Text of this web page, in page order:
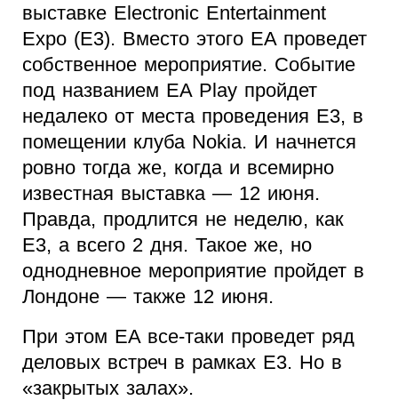
выставке Electronic Entertainment
Expo (E3). Вместо этого EA проведет
собственное мероприятие. Событие
под названием EA Play пройдет
недалеко от места проведения E3, в
помещении клуба Nokia. И начнется
ровно тогда же, когда и всемирно
известная выставка — 12 июня.
Правда, продлится не неделю, как
E3, а всего 2 дня. Такое же, но
однодневное мероприятие пройдет в
Лондоне — также 12 июня.
При этом EA все-таки проведет ряд
деловых встреч в рамках E3. Но в
«закрытых залах».